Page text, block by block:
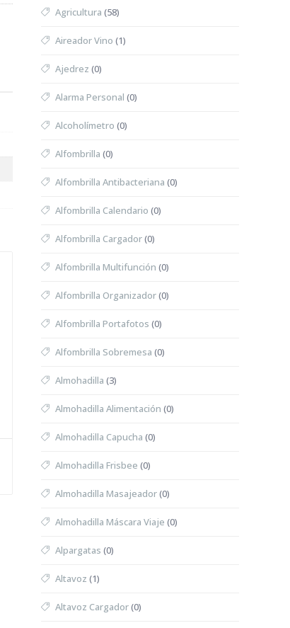
Agricultura (58)
Aireador Vino (1)
Ajedrez (0)
Alarma Personal (0)
Alcoholímetro (0)
Alfombrilla (0)
Alfombrilla Antibacteriana (0)
Alfombrilla Calendario (0)
Alfombrilla Cargador(0)
Alfombrilla Multifunción (0)
Alfombrilla Organizador(0)
Alfombrilla Portafotos (0)
Alfombrilla Sobremesa (0)
Almohadilla (3)
Almohadilla Alimentación (0)
Almohadilla Capucha (0)
Almohadilla Frisbee (0)
Almohadilla Masajeador(0)
Almohadilla Máscara Viaje (0)
Alpargatas (0)
Altavoz (1)
Altavoz Cargador(0)